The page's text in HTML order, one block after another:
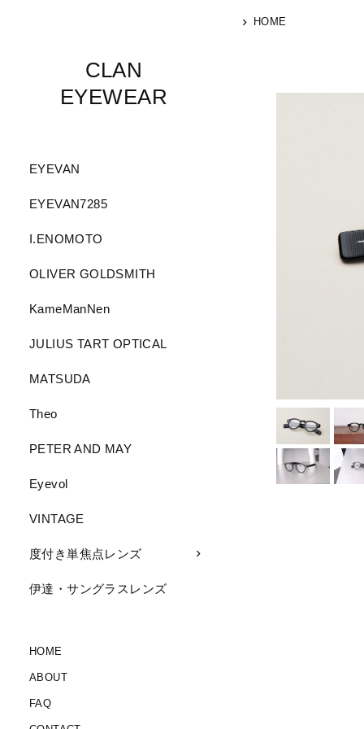
CLAN
EYEWEAR
EYEVAN
EYEVAN7285
I.ENOMOTO
OLIVER GOLDSMITH
KameManNen
JULIUS TART OPTICAL
MATSUDA
Theo
PETER AND MAY
Eyevol
VINTAGE
度付き単焦点レンズ
伊達・サングラスレンズ
HOME
ABOUT
FAQ
HOME